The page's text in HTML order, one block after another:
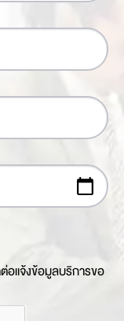
อแจ้งข้อมูลบริการขอ